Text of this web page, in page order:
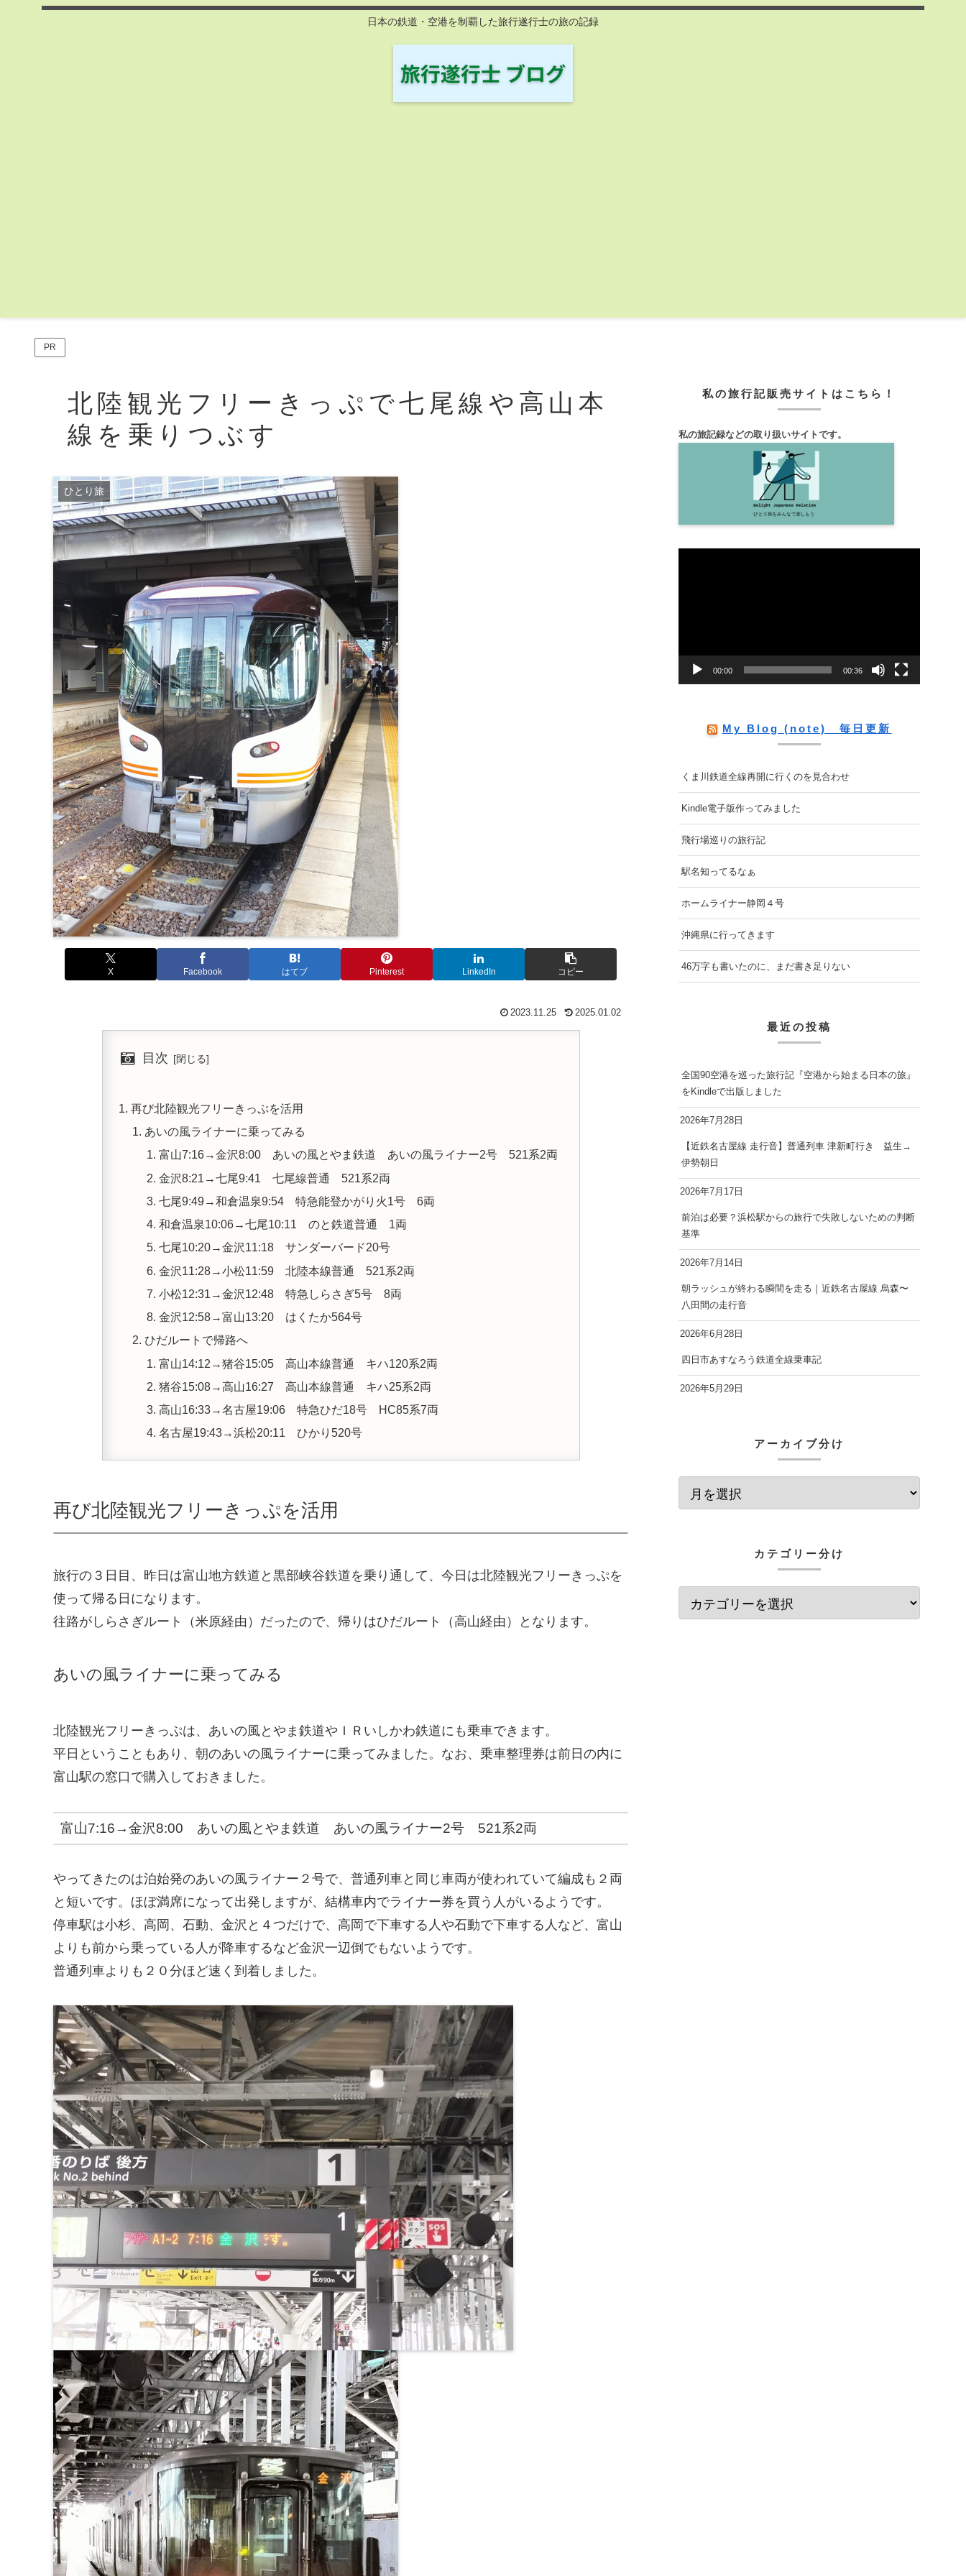
日本の鉄道・空港を制覇した旅行遂行士の旅の記録
PR
北陸観光フリーきっぷで七尾線や高山本
線を乗りつぶす
ひとり旅
X Facebook はてブ Pinterest LinkedIn コピー
2023.11.25 2025.01.02
目次
再び北陸観光フリーきっぷを活用
あいの風ライナーに乗ってみる
富山7:16→金沢8:00 あいの風とやま鉄道 あいの風ライナー2号 521系2両
金沢8:21→七尾9:41 七尾線普通 521系2両
七尾9:49→和倉温泉9:54 特急能登かがり火1号 6両
和倉温泉10:06→七尾10:11 のと鉄道普通 1両
七尾10:20→金沢11:18 サンダーバード20号
金沢11:28→小松11:59 北陸本線普通 521系2両
小松12:31→金沢12:48 特急しらさぎ5号 8両
金沢12:58→富山13:20 はくたか564号
ひだルートで帰路へ
富山14:12→猪谷15:05 高山本線普通 キハ120系2両
猪谷15:08→高山16:27 高山本線普通 キハ25系2両
高山16:33→名古屋19:06 特急ひだ18号 HC85系7両
名古屋19:43→浜松20:11 ひかり520号
再び北陸観光フリーきっぷを活用
旅行の３日目、昨日は富山地方鉄道と黒部峡谷鉄道を乗り通して、今日は北陸観光フリーきっぷを
使って帰る日になります。
往路がしらさぎルート（米原経由）だったので、帰りはひだルート（高山経由）となります。
あいの風ライナーに乗ってみる
北陸観光フリーきっぷは、あいの風とやま鉄道やＩＲいしかわ鉄道にも乗車できます。
平日ということもあり、朝のあいの風ライナーに乗ってみました。なお、乗車整理券は前日の内に
富山駅の窓口で購入しておきました。
富山7:16→金沢8:00 あいの風とやま鉄道 あいの風ライナー2号 521系2両
やってきたのは泊始発のあいの風ライナー２号で、普通列車と同じ車両が使われていて編成も２両
と短いです。ほぼ満席になって出発しますが、結構車内でライナー券を買う人がいるようです。
停車駅は小杉、高岡、石動、金沢と４つだけで、高岡で下車する人や石動で下車する人など、富山
よりも前から乗っている人が降車するなど金沢一辺倒でもないようです。
普通列車よりも２０分ほど速く到着しました。
私の旅行記販売サイトはこちら！
私の旅記録などの取り扱いサイトです。
00:00 00:36
My Blog (note) 毎日更新
くま川鉄道全線再開に行くのを見合わせ
Kindle電子版作ってみました
飛行場巡りの旅行記
駅名知ってるなぁ
ホームライナー静岡４号
沖縄県に行ってきます
46万字も書いたのに、まだ書き足りない
最近の投稿
全国90空港を巡った旅行記『空港から始まる日本の旅』
をKindleで出版しました
2026年7月28日
【近鉄名古屋線 走行音】普通列車 津新町行き 益生→
伊勢朝日
2026年7月17日
前泊は必要？浜松駅からの旅行で失敗しないための判断
基準
2026年7月14日
朝ラッシュが終わる瞬間を走る｜近鉄名古屋線 烏森〜
八田間の走行音
2026年6月28日
四日市あすなろう鉄道全線乗車記
2026年5月29日
アーカイブ分け
カテゴリー分け